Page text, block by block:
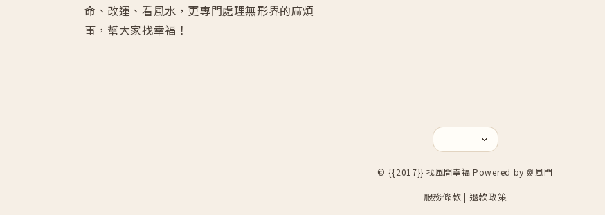
命、改運、看風水，更專門處理無形界的麻煩
事，幫大家找幸福！
© {{2017}} 找風問幸福 Powered by 劍風門
服務條款 | 退款政策